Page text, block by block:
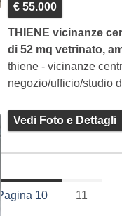
€ 55.000
THIENE vicinanze
di 52 mq vetrinato,
thiene - vicinanze
negozio/ufficio/studio
Vedi Foto e Dettagli
Pagina 10 11